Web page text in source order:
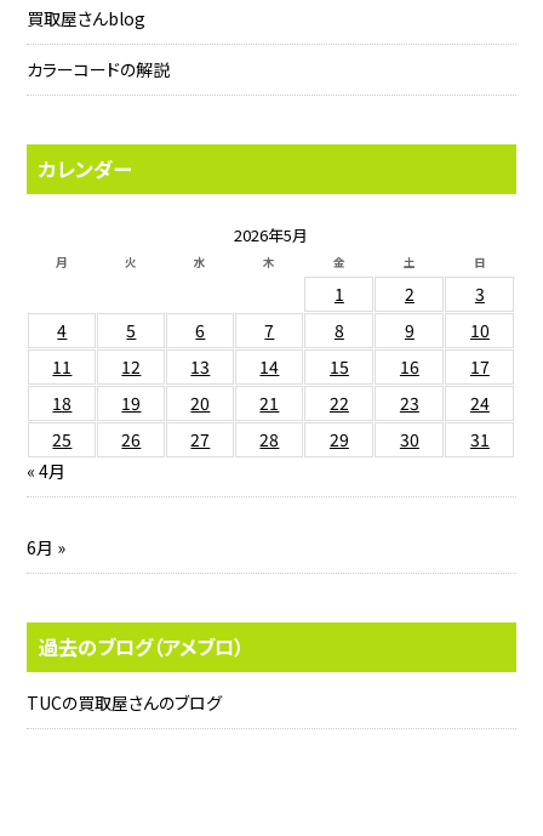
買取屋さんblog
カラーコードの解説
カレンダー
2026年5月
月 火 水 木 金 土 日
1 2
3
4
5 6 7 8 9
10
11
12 13 14 15 16
17
18
19 20 21 22 23
24
25
26 27 28 29 30
31
« 4月
6月 »
過去のブログ（アメブロ）
TUCの買取屋さんのブログ